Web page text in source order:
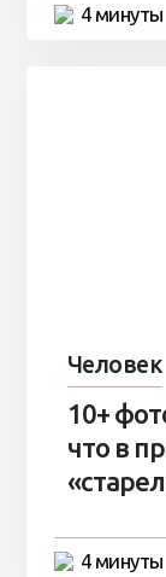
4 минуты
Человек
10+
что в
4 минуты